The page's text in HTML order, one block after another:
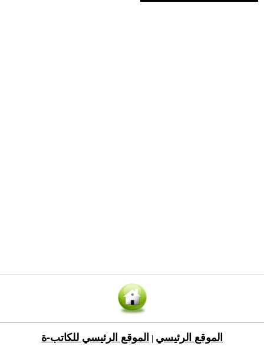
الموقع الرئيسي الموقع الرئيسي للكاتب-ة